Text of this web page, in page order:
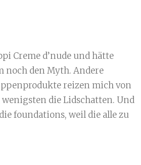
Creme d’nude und hätte
noch den Myth. Andere
reizen mich von
die Lidschatten. Und
foundations, weil die alle zu